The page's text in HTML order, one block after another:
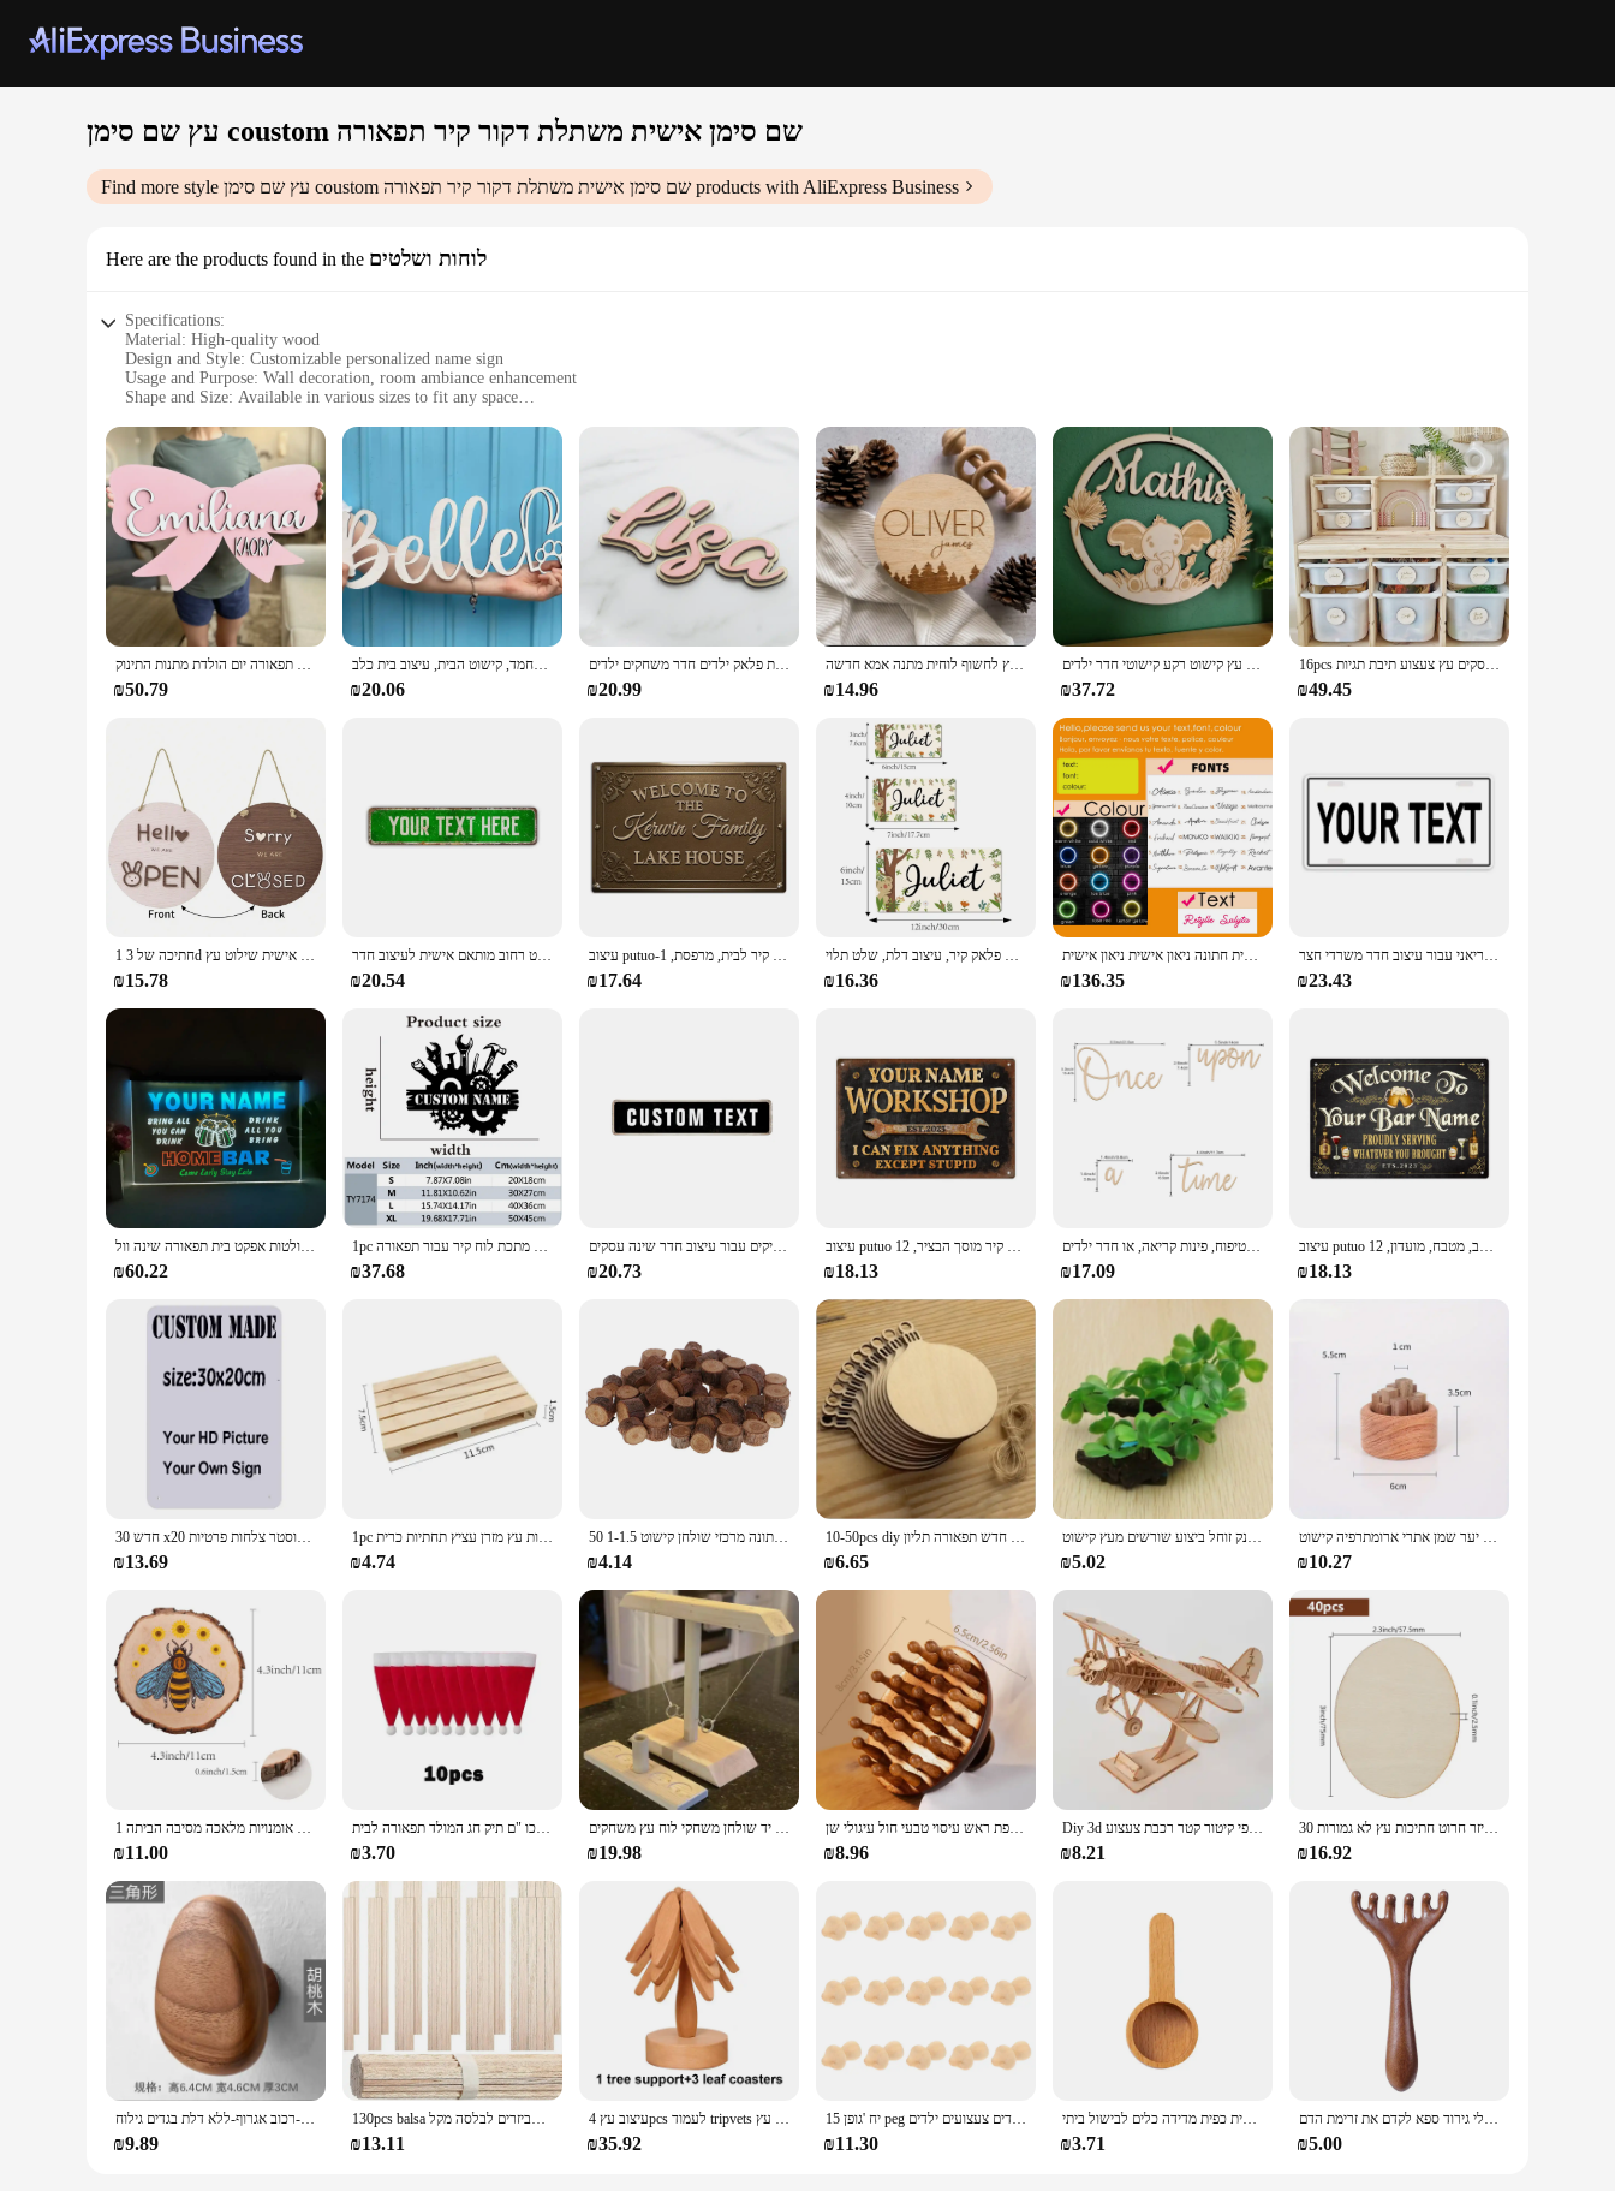
עץ שם סימן coustom שם סימן אישית משתלת דקור קיר תפאורה
Find more style עץ שם סימן coustom שם סימן אישית משתלת דקור קיר תפאורה products with AliExpress Business
Here are the products found in the לוחות ושלטים
Specifications:
Material: High-quality wood
Design and Style: Customizable personalized name sign
Usage and Purpose: Wall decoration, room ambiance enhancement
Shape and Size: Available in various sizes to fit any space
Parts and Accessories: Includes mounting hardware for easy installation
Features:
|עץ שם סימן Coustom שם סימן אישית משתלת דקור קיר תפאורה|Vendors|
**Elegant Personalization**
Our Custom Personalized Name Sign is the perfect blend of elegance and functionality. Crafted from premium wood, this sign is not only a decorative piece but also a statement of your unique style.
Whether you're looking to add a personal touch to your home or office, this sign is designed to reflect your personality and taste. With the option to customize your name or any other personalized
text, it's a versatile piece that can be used in various settings, from nurseries to offices.
**Versatile Decor for Any Space**
The Custom Personalized Name Sign is not just a sign; it's a piece of art that can transform any room. Its sleek design and natural wood finish make it a perfect addition to any decor style, from
nature and easy-to-install mounting hardware make it a breeze to hang on any wall, ensuring that your personalized touch is always on display.
**A Gift That Lasts**
This Custom Personalized Name Sign is more than just a decoration; it's a thoughtful gift that speaks volumes. Whether you're looking to surprise a loved one with a personalized touch or seeking a
unique gift for a housewarming, this sign is sure to delight. Its durable construction ensures that it will stand the test of time, making it a keepsake that can be cherished for years to come. With its
wholesale and vendor options, it's also an excellent choice for businesses looking to offer personalized gifts to their clients or employees.
שם התינוק עץ מותאם אישית סימן שם קשת אישית חדר ילדים עיצוב קיר חדר שינה תפאורה תינוק קיר תפאורה יום הולדת מתנות התינוק
₪50.79
שלט שם כלב עץ מותאם אישית, שלט חתול, מתנה לכלב, מתנה לחתול, אות קיר עץ, שם חיית מחמד, קישוט הבית, עיצוב בית כלב
₪20.06
צבע מותאם אישית עץ שם שכבות כפול עץ עם דבק ילדים מדבקת פלאק ילדים חדר משחקים ילדים
₪20.99
סימן שם התינוק מותאם אישית, לידה לידה לידה שם עץ לחשוף לוחית מתנה אמא חדשה
₪14.96
קישוט חדר ילדים מותאם אישית קישוט חדר השינה תינוק סמל עץ הקואלה עץ קישוט רקע קישוטי חדר ילדים
₪37.72
16pcs אישית עץ אחסון תוויות משתלת דקור, מותאם אישית ילדים אחסון דיסקים משחקים דיסקים עץ צעצוע תיבת תגיות
₪49.45
1 חתיכה של 3d דו צדדי פתוח סגור העסק שילוט מותאם אישית שילוט עץ
₪15.78
שלט בסגנון כפרי מותאם אישית, שלטי מתכת מותאם אישית, שלט כביש אלומיניום עמיד חיצוני, שלט רחוב מותאם אישית לעיצוב חדר
₪20.54
עיצוב putuo-שלט מתכת מותאם אישית, ברוכים הבאים למשפחת קרווין, בית האגם, צלחת בציר, קישוט קיר לבית, מרפסת, 1PC
₪17.64
חיה יער יפה שם אישית פלאק קיר, עיצוב דלת, שלט תלוי koala, חדר שינה התינוק, 1pc
₪16.36
סמל ניאון מותאם אישית שם ניאון גדול הוביל ניאון סימן מותאם אישית חתונה ניאון אישית ניאון אישית
₪136.35
מותאם אישית שלט הטקסט שלך, לוח אלומיניום דרום קוריאה, פוסטר אמנות לוגו אישית קוריאני עבור עיצוב חדר משרדי חצר
₪23.43
שם אישית מותאם אישית משפחה ססגוני זוהר סימן עם ניאון אור פולטות אפקט בית תפאורה שינה וול
₪60.22
1pc פטיש ברגים הילוך תיקון שם מותאם אישית מתכת סימנים קיר מתכת לוח קיר עבור תפאורה
₪37.68
מותאם אישית שלט רחוב מותאם אישית עם טקסט שם, שלטי כביש בחוץ, סימני רחוב מצחיקים עבור עיצוב חדר שינה עסקים
₪20.73
עיצוב putuo עיצוב סימן סדנה אישית, שם מותאם אישית, שנה, עיצוב קיר מוסך הבציר, 12 x8 ס "מ מתכת, רעיונות מתנה
₪18.13
פעם אחת על קיר קיר קישוט תפאורה דקורטיבי לטיפוח, פינות קריאה, או חדר ילדים
₪17.09
עיצוב putuo עיצוב שלט בר מותאם אישית, שם מותאם אישית, עיצוב קיר וינטג רטרו לפאב, מטבח, מועדון, 12 x8 מתכת אלומיניום
₪18.13
חדש 30 x20 ס "מ פח מתכת מותאם אישית סימנים רטרו פלאק הבית קיר מדבקה אמנות פוסטר צלחות פרטיות zss61
₪13.69
1pc מיני עץ מזרן משקאות תחתיות עבור חם וקר משקאות עץ מזרן עציץ תחתיות כרית
₪4.74
50 חתיכות עץ יומן עגול פרוס לחתונה מרכזי שולחן קישוט 1-1.5cm
₪4.14
10-50pcs diy חג המולד עץ כדורי חג המולד קישוט עגול תגים תלייה קישוט לחג המולד חדש תפאורה תליון
₪6.65
עץ צב מלאכותי עץ צב מלאכותי עץ יבש אקווריום טנק זוחל ביצוע שורשים מעץ קישוט
₪5.02
קטן צ 'אידוי שמן אתרי בושם עץ אשור שחור אגוז ניחוח יער שמן אתרי ארומתרפיה קישוט
₪10.27
1 עץ החיים של חתיכות עץ עגול טבעי פרוסות עיגולים עץ כפרי עיגולים גיליון עבור אומנויות מלאכה מסיבה הביתה
₪11.00
קישוטי חג המולד 2024 קישוט שמלת חג המולד מחזיק כובע חג המולד כובע סכין מזלג סכו "ם תיק חג המולד תפאורה לבית
₪3.70
ילדים מבוגרים טבעת לזרוק משחקי בית מסיבה הביתה משחקי שתייה מהירה כף יד שולחן משחקי לוח עץ משחקים
₪19.98
טיפול עץ רב תפקודי עיסוי מסרק הקרקפת ראש עיסוי טבעי חול עיגולי שן guasha גירוד גוף עיסוי
₪8.96
Diy 3d עץ פאזל להרכבה פאזל לייזר חיתוך שיט ספינה כנפי קיטור קטר רכבת צעצוע diy ערכת למבוגרים ילד
₪8.21
30 יח 'חרק עץ כרטיסי ביקור חרק שם כרטיס ברכה חרוט לייזר חרוט חתיכות עץ לא גמורות
₪16.92
פרודיניאן עץ מלא ידית בגדים וו מעיל וו רכוב קיר-רכוב אגרוף-ללא דלת בגדים גילוח
₪9.89
130pcs balsa עץ רצועה עץ מלאכה מרובע דגם צעצועים בניין גילוף ידיים אביזרים לבלסה מקל
₪13.11
עיצוב עץ 4pcs לעמוד tripvets עץ אנטי סקלד עמיד חום שולחן מחצלת מגלשן עץ
₪35.92
15 יח 'גופן peg בובות פטריית עץ קטנה תפאורה ילדים צעצועים ילדים
₪11.30
ערכת כפית עץ מדידה של כף עץ מדידה של כפית כפית כפית מדידה כלים לבישול ביתי
₪3.71
עיסוי מרידיאן שישה טופר עיסוי מרידיאן מסרק אנטי סטטי טבעי עץ רחב שיניים גואה שה כלי גירוד ספא לקדם את זרימת הדם
₪5.00